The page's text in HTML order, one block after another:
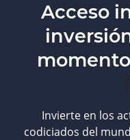
Acceso
Invierte en los
codiciados del